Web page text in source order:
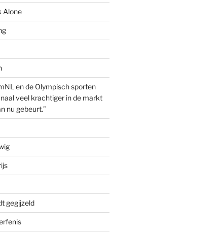
Alone
en de Olympisch sporten
veel krachtiger in de markt
nu gebeurt.”
gegijzeld